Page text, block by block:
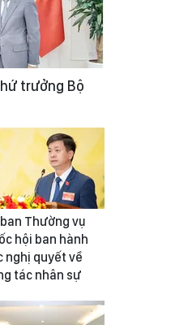
trưởng Bộ
Thường vụ
hội ban hành
nghị quyết về
tác nhân sự